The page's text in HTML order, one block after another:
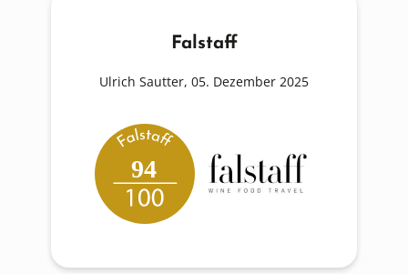
Falstaff
Ulrich Sautter, 05. Dezember 2025
94